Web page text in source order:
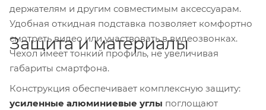
держателям и другим совместимым аксессуарам.
Удобная откидная подставка позволяет комфортно
смотреть видео или участвовать в видеозвонках.
Чехол имеет тонкий профиль, не увеличивая
габариты смартфона.
Защита и материалы
Конструкция обеспечивает комплексную защиту:
усиленные алюминиевые углы поглощают